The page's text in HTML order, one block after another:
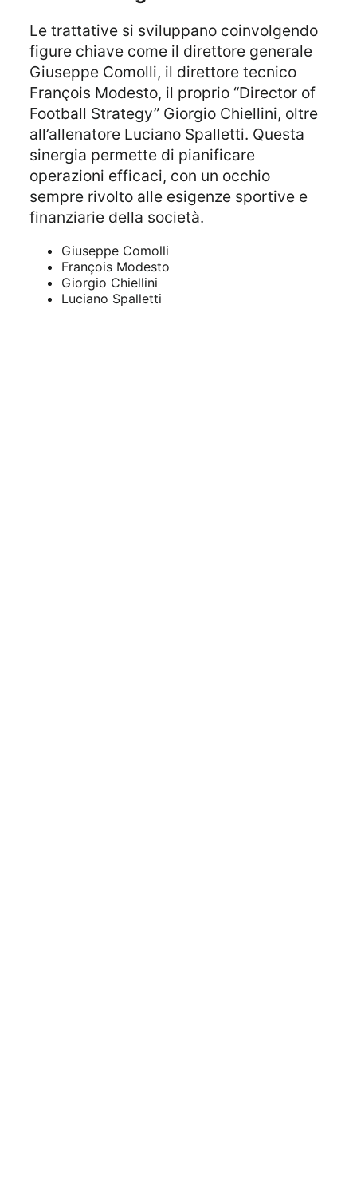
Le trattative si sviluppano coinvolgendo
figure chiave come il direttore generale
Giuseppe Comolli, il direttore tecnico
François Modesto, il proprio “Director of
Football Strategy” Giorgio Chiellini, oltre
all’allenatore Luciano Spalletti. Questa
sinergia permette di pianificare
operazioni efficaci, con un occhio
sempre rivolto alle esigenze sportive e
finanziarie della società.
Giuseppe Comolli
François Modesto
Giorgio Chiellini
Luciano Spalletti